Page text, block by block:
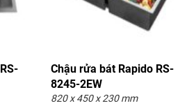
Chậu rửa bát Rapido RS-
8245-2EW
820 x 450 x 230 mm